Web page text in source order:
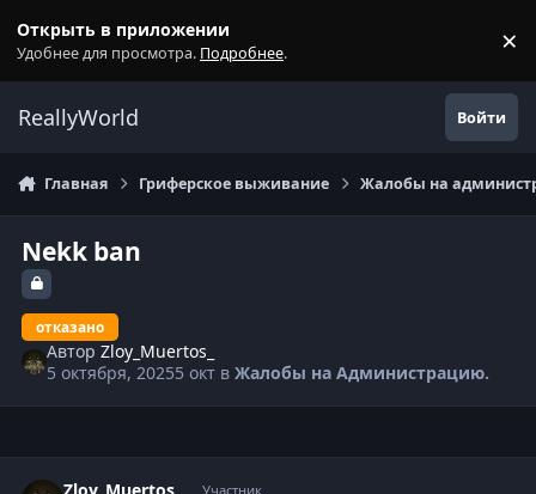
Открыть в приложении
Удобнее для просмотра. Подробнее. ×
ReallyWorld Войти
Главная Гриферское выживание Жалобы на
Nekk ban
отказано
АвторZloy_Muertos_
5 октября, 20255 окт вЖалобы на Администрацию.
Участник